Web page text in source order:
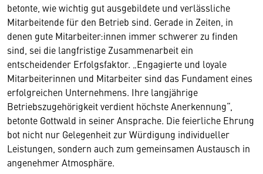
betonte, wie wichtig gut ausgebildete und verlässliche
Mitarbeitende für den Betrieb sind. Gerade in Zeiten, in
denen gute Mitarbeiter:innen immer schwerer zu finden
sind, sei die langfristige Zusammenarbeit ein
entscheidender Erfolgsfaktor. „Engagierte und loyale
Mitarbeiterinnen und Mitarbeiter sind das Fundament eines
erfolgreichen Unternehmens. Ihre langjährige
Betriebszugehörigkeit verdient höchste Anerkennung“,
betonte Gottwald in seiner Ansprache. Die feierliche Ehrung
bot nicht nur Gelegenheit zur Würdigung individueller
Leistungen, sondern auch zum gemeinsamen Austausch in
angenehmer Atmosphäre.